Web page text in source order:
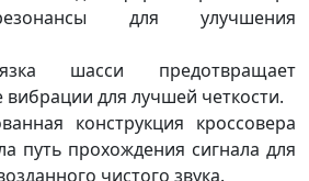
для улучшения
шасси предотвращает
для лучшей четкости.
конструкция кроссовера
путь прохождения сигнала для
чистого звука.